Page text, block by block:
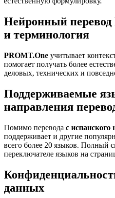
Нейронный перевод
и терминология
PROMT.One учитывает
помогает получать более
деловых, технических и
Поддерживаемые
направления
Помимо перевода с испанского
поддерживает и другие
всего более 20 языков. Полный
переключателе языков на
данных